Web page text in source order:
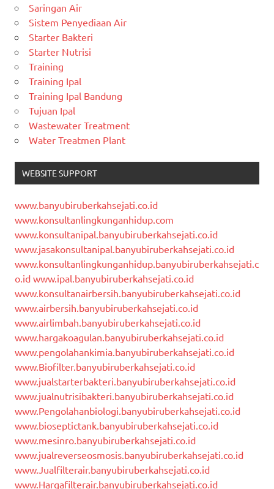
Saringan Air
Sistem Penyediaan Air
Starter Bakteri
Starter Nutrisi
Training
Training Ipal
Training Ipal Bandung
Tujuan Ipal
Wastewater Treatment
Water Treatmen Plant
WEBSITE SUPPORT
www.banyubiruberkahsejati.co.id
www.konsultanlingkunganhidup.com
www.konsultanipal.banyubiruberkahsejati.co.id
www.jasakonsultanipal.banyubiruberkahsejati.co.id
www.konsultanlingkunganhidup.banyubiruberkahsejati.c
o.id www.ipal.banyubiruberkahsejati.co.id
www.konsultanairbersih.banyubiruberkahsejati.co.id
www.airbersih.banyubiruberkahsejati.co.id
www.airlimbah.banyubiruberkahsejati.co.id
www.hargakoagulan.banyubiruberkahsejati.co.id
www.pengolahankimia.banyubiruberkahsejati.co.id
www.Biofilter.banyubiruberkahsejati.co.id
www.jualstarterbakteri.banyubiruberkahsejati.co.id
www.jualnutrisibakteri.banyubiruberkahsejati.co.id
www.Pengolahanbiologi.banyubiruberkahsejati.co.id
www.bioseptictank.banyubiruberkahsejati.co.id
www.mesinro.banyubiruberkahsejati.co.id
www.jualreverseosmosis.banyubiruberkahsejati.co.id
www.Jualfilterair.banyubiruberkahsejati.co.id
www.Hargafilterair.banyubiruberkahsejati.co.id